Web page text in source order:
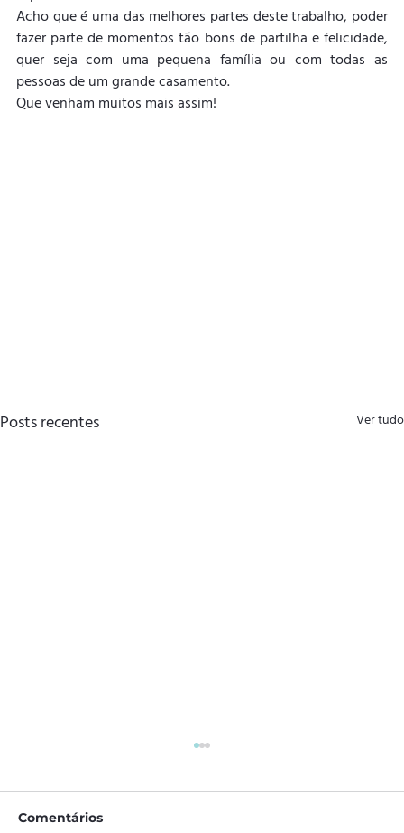
Acho que é uma das melhores partes deste trabalho, poder
fazer parte de momentos tão bons de partilha e felicidade,
quer seja com uma pequena família ou com todas as
pessoas de um grande casamento.
Que venham muitos mais assim!
Posts recentes Ver tudo
Comentários